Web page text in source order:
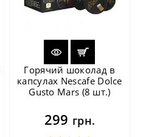
Горячий шоколад в
капсулах Nescafe Dolce
Gusto Mars (8 шт.)
299 грн.